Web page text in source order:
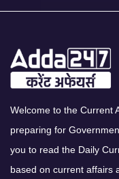
Welcome to the Current
preparing for
you to read the Daily
based on current affairs